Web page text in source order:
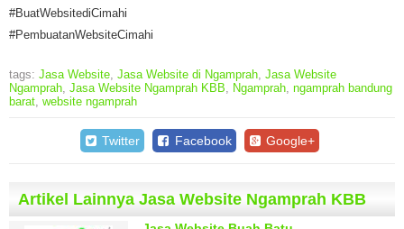
#BuatWebsitediCimahi
#PembuatanWebsiteCimahi
tags: Jasa Website, Jasa Website di Ngamprah, Jasa Website
Ngamprah, Jasa Website Ngamprah KBB, Ngamprah, ngamprah bandung
barat, website ngamprah
Twitter Facebook Google+
Artikel Lainnya Jasa Website Ngamprah KBB